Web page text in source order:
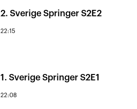
2. Sverige Springer S2E2
22:15
1. Sverige Springer S2E1
22:08